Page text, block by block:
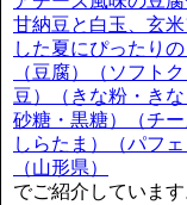
甘納豆と白玉、玄
した夏にぴったり
（豆腐）（ソフト
豆）（きな粉・き
砂糖・黒糖）（チ
しらたま）（パフ
（山形県）
でご紹介しています